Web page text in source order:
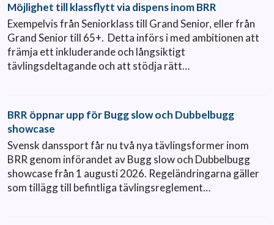
Möjlighet till klassflytt via dispens inom BRR
Exempelvis från Seniorklass till Grand Senior, eller från
Grand Senior till 65+. Detta införs i med ambitionen att
främja ett inkluderande och långsiktigt
tävlingsdeltagande och att stödja rätt…
BRR öppnar upp för Bugg slow och Dubbelbugg
showcase
Svensk danssport får nu två nya tävlingsformer inom
BRR genom införandet av Bugg slow och Dubbelbugg
showcase från 1 augusti 2026. Regeländringarna gäller
som tillägg till befintliga tävlingsreglement…